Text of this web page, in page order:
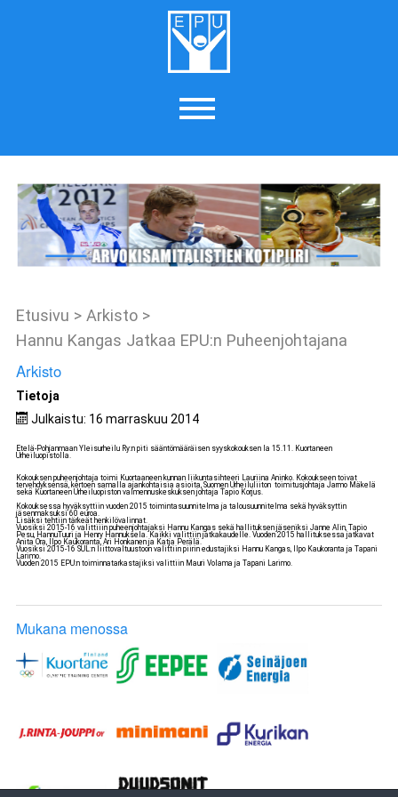
Etusivu > Arkisto >
Hannu Kangas Jatkaa EPU:n Puheenjohtajana
Arkisto
Tietoja
Julkaistu: 16 marraskuu 2014
Etelä-Pohjanmaan Yleisurheilu Ry:n piti sääntömääräisen syyskokouksen la 15.11. Kuortaneen
Urheiluopistolla.
Kokouksen puheenjohtaja toimi Kuortaaneen kunnan liikuntasihteeri Lauriina Aninko. Kokoukseen toivat
tervehdyksensä, kertoen samalla ajankohtaisia asioita, Suomen Urheiluliiton toimitusjohtaja Jarmo Mäkelä
sekä Kuortaneen Urheiluopiston valmennuskeskuksen johtaja Tapio Korjus.
Kokouksessa hyväksyttiin vuoden 2015 toimintasuunnitelma ja talousuunnitelma sekä hyväksyttin
jäsenmaksuksi 60 euroa.
Lisäksi tehtiin tärkeät henkilövalinnat.
Vuosiksi 2015-16 valittiiin puheenjohtajaksi Hannu Kangas sekä hallituksen jäseniksi Janne Alin, Tapio
Pesu, HannuTuuri ja Henry Hannuksela. Kaikki valittiin jatkakaudelle. Vuoden 2015 hallituksessa jatkavat
Anita Ora, Ilpo Kaukoranta, Ari Honkanen ja Katja Perälä.
Vuosiksi 2015-16 SUL:n liittovaltuustoon valittiin piirin edustajiksi Hannu Kangas, Ilpo Kaukoranta ja Tapani
Larimo.
Vuoden 2015 EPU:n toiminnatarkastajiksi valittiin Mauri Volama ja Tapani Larimo.
Mukana menossa